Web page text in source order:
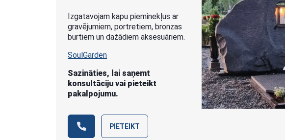
Izgatavojam kapu pieminekļus ar
gravējumiem, portretiem, bronzas
burtiem un dažādiem aksesuāriem.
SoulGarden
Sazināties, lai saņemt
konsultāciju vai pieteikt
pakalpojumu.
PIETEIKT